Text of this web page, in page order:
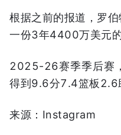
根据之前的报道，罗
一份3年4400万美元的
2025-26赛季季后赛
得到9.6分7.4篮板2.6
来源：Instagram